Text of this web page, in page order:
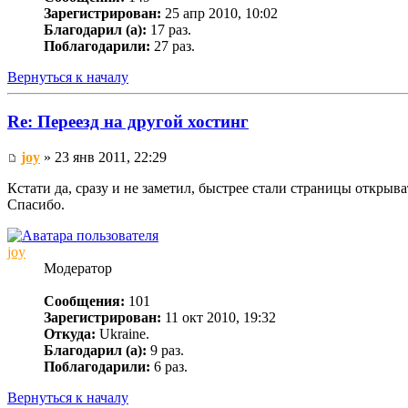
Зарегистрирован: 25 апр 2010, 10:02
Благодарил (а): 17 раз.
Поблагодарили: 27 раз.
Вернуться к началу
Re: Переезд на другой хостинг
joy » 23 янв 2011, 22:29
Кстати да, сразу и не заметил, быстрее стали страницы
Спасибо.
joy
Модератор
Сообщения: 101
Зарегистрирован: 11 окт 2010, 19:32
Откуда: Ukraine.
Благодарил (а): 9 раз.
Поблагодарили: 6 раз.
Вернуться к началу